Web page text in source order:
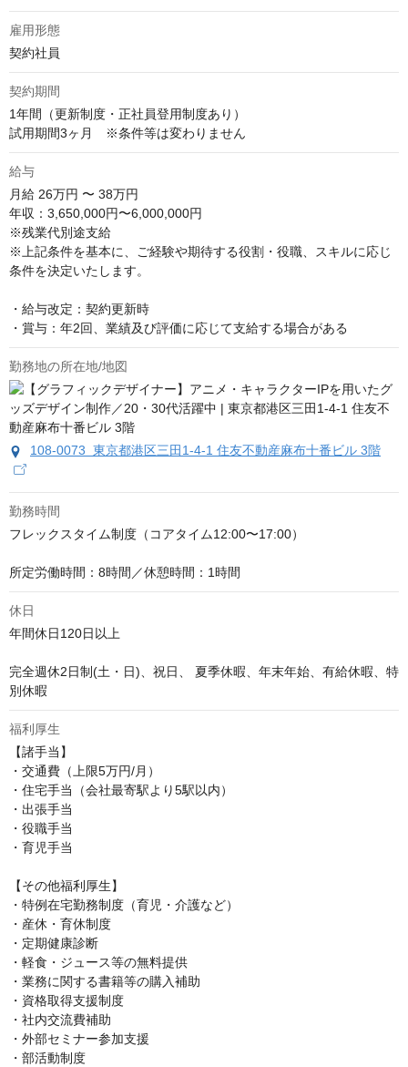
雇用形態
契約社員
契約期間
1年間（更新制度・正社員登用制度あり）
試用期間3ヶ月　※条件等は変わりません
給与
月給 26万円 〜 38万円
年収：3,650,000円〜6,000,000円
※残業代別途支給
※上記条件を基本に、ご経験や期待する役割・役職、スキルに応じ
条件を決定いたします。
・給与改定：契約更新時
・賞与：年2回、業績及び評価に応じて支給する場合がある
勤務地の所在地/地図
108-0073 東京都港区三田1-4-1 住友不動産麻布十番ビル 3階
勤務時間
フレックスタイム制度（コアタイム12:00〜17:00）
所定労働時間：8時間／休憩時間：1時間
休日
年間休日120日以上
完全週休2日制(土・日)、祝日、 夏季休暇、年末年始、有給休暇、特
別休暇
福利厚生
【諸手当】
・交通費（上限5万円/月）
・住宅手当（会社最寄駅より5駅以内）
・出張手当
・役職手当
・育児手当
【その他福利厚生】
・特例在宅勤務制度（育児・介護など）
・産休・育休制度
・定期健康診断
・軽食・ジュース等の無料提供
・業務に関する書籍等の購入補助
・資格取得支援制度
・社内交流費補助
・外部セミナー参加支援
・部活動制度